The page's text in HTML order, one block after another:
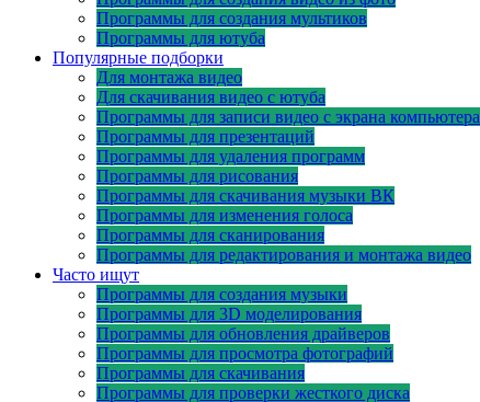
Программы для создания мультиков
Программы для ютуба
Популярные подборки
Для монтажа видео
Для скачивания видео с ютуба
Программы для записи видео с экрана компьютера
Программы для презентаций
Программы для удаления программ
Программы для рисования
Программы для скачивания музыки ВК
Программы для изменения голоса
Программы для сканирования
Программы для редактирования и монтажа видео
Часто ищут
Программы для создания музыки
Программы для 3D моделирования
Программы для обновления драйверов
Программы для просмотра фотографий
Программы для скачивания
Программы для проверки жесткого диска